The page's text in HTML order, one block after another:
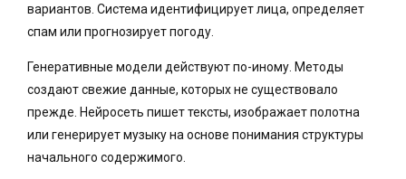
вариантов. Система идентифицирует лица, определяет
спам или прогнозирует погоду.
Генеративные модели действуют по-иному. Методы
создают свежие данные, которых не существовало
прежде. Нейросеть пишет тексты, изображает полотна
или генерирует музыку на основе понимания структуры
начального содержимого.